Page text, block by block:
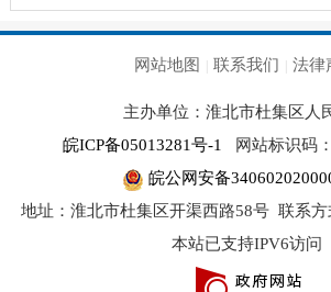
网站地图 联系我们 法律
主办单位：淮北市杜集区人
皖ICP备05013281号-1
网站标识码
皖公网安备
地址：淮北市杜集区开渠西路58号 联系方
本站已支持IPV6访问